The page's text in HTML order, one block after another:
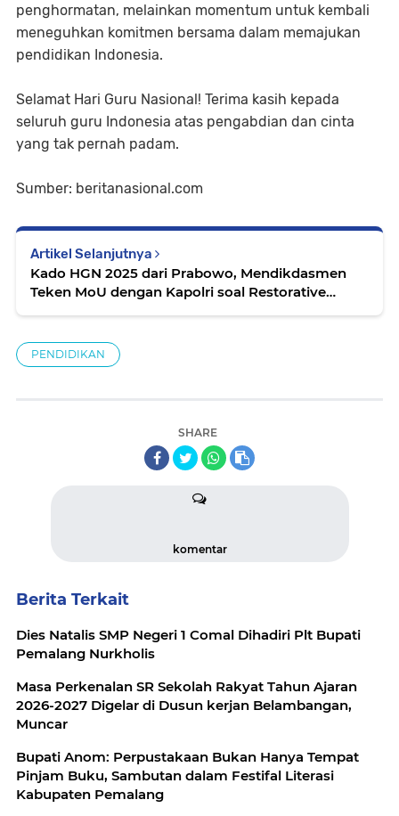
penghormatan, melainkan momentum untuk kembali
meneguhkan komitmen bersama dalam memajukan
pendidikan Indonesia.
Selamat Hari Guru Nasional! Terima kasih kepada
seluruh guru Indonesia atas pengabdian dan cinta
yang tak pernah padam.
Sumber: beritanasional.com
Artikel Selanjutnya
Kado HGN 2025 dari Prabowo, Mendikdasmen
Teken MoU dengan Kapolri soal Restorative
PENDIDIKAN
SHARE
komentar
Berita Terkait
Dies Natalis SMP Negeri 1 Comal Dihadiri Plt Bupati
Pemalang Nurkholis
Masa Perkenalan SR Sekolah Rakyat Tahun Ajaran
2026-2027 Digelar di Dusun kerjan Belambangan,
Muncar
Bupati Anom: Perpustakaan Bukan Hanya Tempat
Pinjam Buku, Sambutan dalam Festifal Literasi
Kabupaten Pemalang